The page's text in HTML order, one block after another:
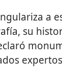
a
su